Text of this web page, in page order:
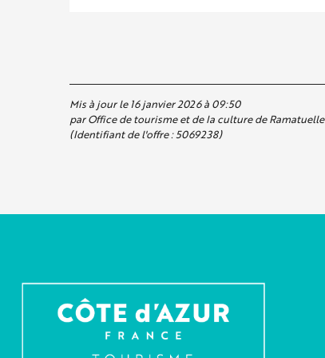
Mis à jour le 16 janvier 2026 à 09:50
par Office de tourisme et de la culture de Ramatuelle
(Identifiant de l'offre :5069238)